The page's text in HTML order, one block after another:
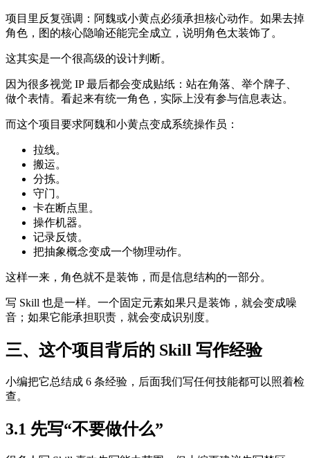
项目里反复强调：阿魏或小黄点必须承担核心动作。如果去掉
角色，图的核心隐喻还能完全成立，说明角色太装饰了。
这其实是一个很高级的设计判断。
因为很多视觉 IP 最后都会变成贴纸：站在角落、举个牌子、
做个表情。看起来有统一角色，实际上没有参与信息表达。
而这个项目要求阿魏和小黄点变成系统操作员：
拉线。
搬运。
分拣。
守门。
卡在断点里。
操作机器。
记录反馈。
把抽象概念变成一个物理动作。
这样一来，角色就不是装饰，而是信息结构的一部分。
写 Skill 也是一样。一个固定元素如果只是装饰，就会变成噪
音；如果它能承担职责，就会变成识别度。
三、这个项目背后的 Skill 写作经验
小编把它总结成 6 条经验，后面我们写任何技能都可以照着检
查。
3.1 先写“不要做什么”